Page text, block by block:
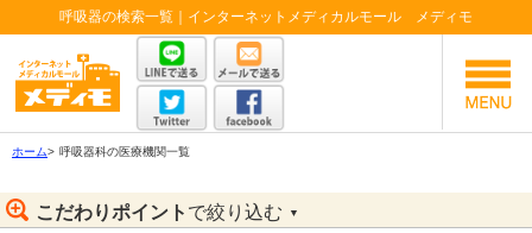
呼吸器の検索一覧｜インターネットメディカルモール メディモ
ホーム> 呼吸器科の医療機関一覧
こだわりポイント で絞り込む ▼